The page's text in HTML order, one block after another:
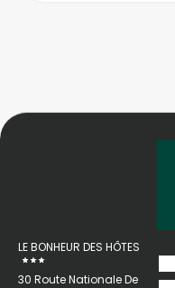
LE BONHEUR DES HÔTES
30 Route Nationale De